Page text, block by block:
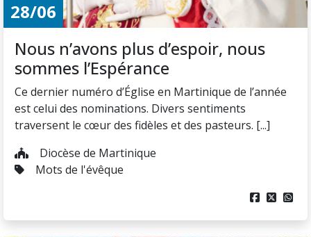
28/06
Nous n’avons plus d’espoir, nous
sommes l’Espérance
Ce dernier numéro d’Église en Martinique de l’année
est celui des nominations. Divers sentiments
traversent le cœur des fidèles et des pasteurs. [...]
Diocèse de Martinique
Mots de l'évêque
  